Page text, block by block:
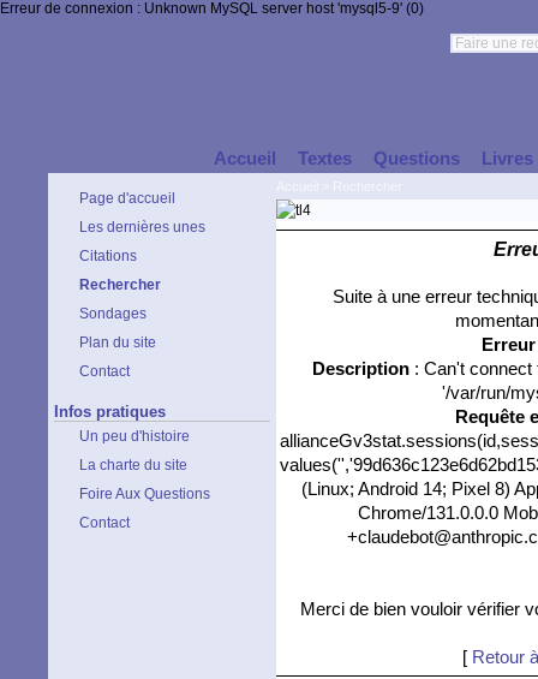
Erreur de connexion : Unknown MySQL server host 'mysql5-9' (0)
Accueil Textes Questions Livres
Page d'accueil
Les dernières unes
Citations
Rechercher
Sondages
Plan du site
Contact
Infos pratiques
Un peu d'histoire
La charte du site
Foire Aux Questions
Contact
Suite à une erreur
Description: Can't connect
'/var/run/
Requête
(Linux; Android 14; Pixel 8)
Chrome/131.0.0.0
Merci de bien vouloir vérifier
[ Retour